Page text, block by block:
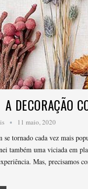
A DECORAÇÃO
11 maio, 2020
se tornado cada vez mais
também uma viciada em
Mas, precisamos